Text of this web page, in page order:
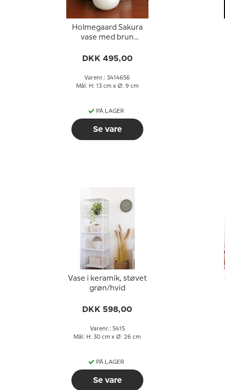
Holmegaard Sakura
vase med brun
DKK 495,00
Varenr.: 3414656
Mål: H: 13 cm x Ø: 9 cm
PÅ LAGER
Se vare
Vase i keramik, støvet
grøn/hvid
DKK 598,00
Varenr.: 5415
Mål: H: 30 cm x Ø: 26 cm
PÅ LAGER
Se vare